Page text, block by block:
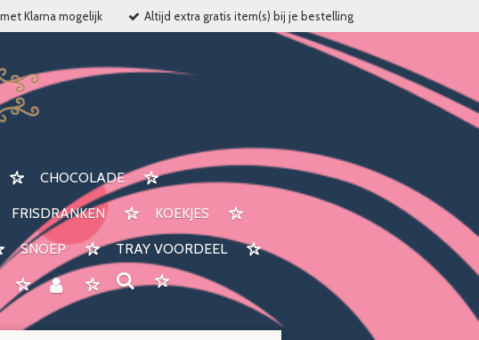
Klarna mogelijk Altijd extra gratis item(s) bij je bestelling
CHOCOLADE
FRISDRANKEN KOEKJES
SNOEP TRAY VOORDEEL